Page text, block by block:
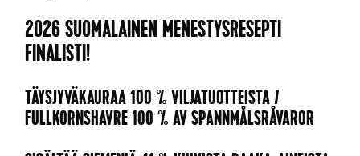
2026 SUOMALAINEN MENESTYSRESEPTI
FINALISTI!
TÄYSJYVÄKAURAA 100 % VILJATUOTTEISTA /
FULLKORNSHAVRE 100 % AV SPANNMÅLSRÅVAROR